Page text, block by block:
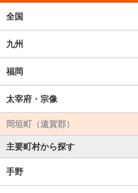
全国
九州
福岡
太宰府・宗像
岡垣町（遠賀郡）
主要町村から探す
手野